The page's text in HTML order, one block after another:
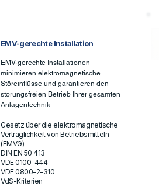
EMV-gerechte Installation
EMV-gerechte Installationen
minimieren elektromagnetische
Störeinflüsse und garantieren den
störungsfreien Betrieb Ihrer gesamten
Anlagentechnik
Gesetz über die elektromagnetische
Verträglichkeit von Betriebsmitteln
(EMVG)
DIN EN 50 413
VDE 0100-444
VDE 0800-2-310
VdS-Kriterien